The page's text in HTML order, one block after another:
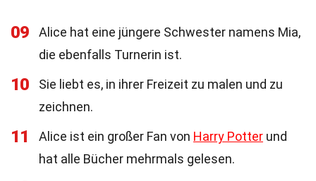
09
Alice hat eine jüngere Schwester namens Mia,
die ebenfalls Turnerin ist.
10
Sie liebt es, in ihrer Freizeit zu malen und zu
zeichnen.
11 Alice ist ein großer Fan von Harry Potter und
hat alle Bücher mehrmals gelesen.